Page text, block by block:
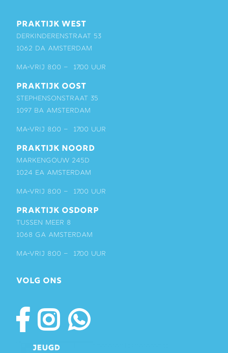
PRAKTIJK WEST
Derkinderenstraat 53
1062 DA Amsterdam
ma-vrij 8:00 – 17:00 uur
PRAKTIJK OOST
Stephensonstraat 35
1097 BA Amsterdam
ma-vrij 8:00 – 17:00 uur
PRAKTIJK NOORD
Markengouw 245D
1024 EA Amsterdam
ma-vrij 8:00 – 17:00 uur
PRAKTIJK OSDORP
Tussen Meer 8
1068 GA Amsterdam
ma-vrij 8:00 – 17:00 uur
VOLG ONS